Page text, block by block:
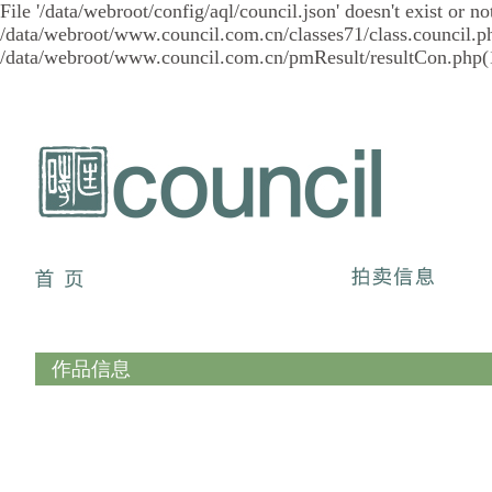
File '/data/webroot/config/aql/council.json' doesn't exist or
/data/webroot/www.council.com.cn/classes71/
/data/webroot/www.council.com.cn/pmResult/
作品信息